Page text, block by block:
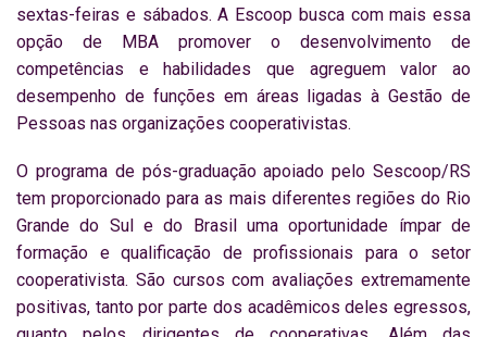
sextas-feiras e sábados. A Escoop busca com mais essa
opção de MBA promover o desenvolvimento de
competências e habilidades que agreguem valor ao
desempenho de funções em áreas ligadas à Gestão de
Pessoas nas organizações cooperativistas.
O programa de pós-graduação apoiado pelo Sescoop/RS
tem proporcionado para as mais diferentes regiões do Rio
Grande do Sul e do Brasil uma oportunidade ímpar de
formação e qualificação de profissionais para o setor
cooperativista. São cursos com avaliações extremamente
positivas, tanto por parte dos acadêmicos deles egressos,